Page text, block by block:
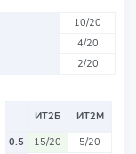
10/20
4/20
2/20
ИТ2Б
ИТ2М
0.5
15/20
5/20